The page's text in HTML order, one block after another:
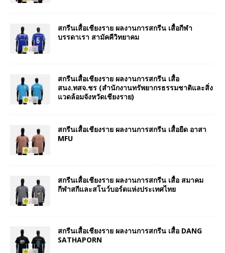
สกรีนเสื้อเชียงราย ผลงานการสกรีน เสื้อกีฬา
บรรดาเรา สามัคคีวิทยาคม
สกรีนเสื้อเชียงราย ผลงานการสกรีน เสื้อ
สนง.ทสจ.ชร (สำนักงานทรัพยากรธรรมชาติและสิ่ง
แวดล้อมจังหวัดเชียงราย)
สกรีนเสื้อเชียงราย ผลงานการสกรีน เสื้อยืด อาสา
MFU
สกรีนเสื้อเชียงราย ผลงานการสกรีน เสื้อ สมาคม
กีฬาสกีและสโนว์บอร์ดแห่งประเทศไทย
สกรีนเสื้อเชียงราย ผลงานการสกรีน เสื้อ DANG
SATHAPORN